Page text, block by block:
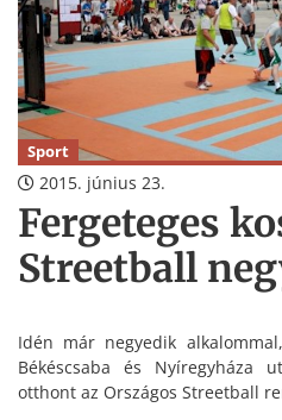
Sport
2015. június 23.
Fergeteges
Streetball
Idén már negyedik
Békéscsaba és Nyíregyháza
otthont az Országos Streetball